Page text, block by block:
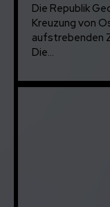
Die Republik
Kreuzung von
aufstrebenden
Die...